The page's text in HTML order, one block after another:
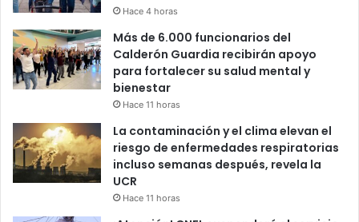
Hace 4 horas
Más de 6.000 funcionarios del
Calderón Guardia recibirán apoyo
para fortalecer su salud mental y
bienestar
Hace 11 horas
La contaminación y el clima elevan el
riesgo de enfermedades respiratorias
incluso semanas después, revela la
UCR
Hace 11 horas